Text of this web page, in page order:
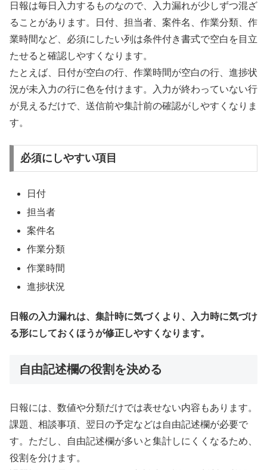
日報は毎日入力するものなので、入力漏れが少しずつ混ざ
ることがあります。日付、担当者、案件名、作業分類、作
業時間など、必須にしたい列は条件付き書式で空白を目立
たせると確認しやすくなります。
たとえば、日付が空白の行、作業時間が空白の行、進捗状
況が未入力の行に色を付けます。入力が終わっていない行
が見えるだけで、送信前や集計前の確認がしやすくなりま
す。
必須にしやすい項目
日付
担当者
案件名
作業分類
作業時間
進捗状況
日報の入力漏れは、集計時に気づくより、入力時に気づけ
る形にしておくほうが修正しやすくなります。
自由記述欄の役割を決める
日報には、数値や分類だけでは表せない内容もあります。
課題、相談事項、翌日の予定などは自由記述欄が必要で
す。ただし、自由記述欄が多いと集計しにくくなるため、
役割を分けます。